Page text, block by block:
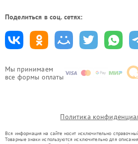
Мы принимаем
все формы оплаты
Поделиться в соц. сетях:
Политика
Вся информация на сайте носит исключительно
Товарные знаки используются исключительно для